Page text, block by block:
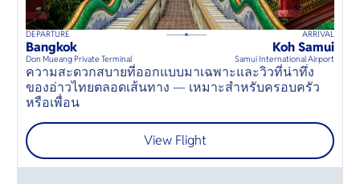
135mins⦁
DEPARTURE ARRIVAL
Bangkok
Don Mueang Private Terminal
Koh Samui
Samui International Airport
ความสะดวกสบายที่ออกแบบมาเฉพาะและวิวที่น่าทึ่ง
ของอ่าวไทยตลอดเส้นทาง — เหมาะสำหรับครอบครัว
หรือเพื่อน
View Flight